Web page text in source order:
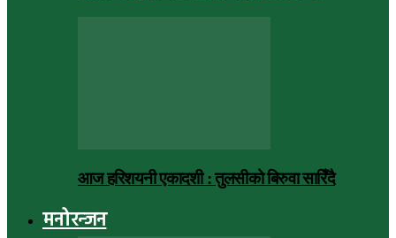
आज हरिशयनी एकादशी : तुलसीको बिरुवा सारिँदै
मनोरन्जन